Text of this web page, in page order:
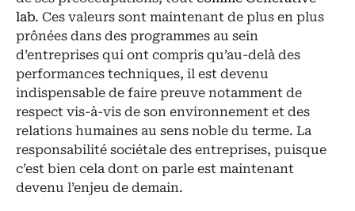
lab. Ces valeurs sont maintenant de plus en plus
prônées dans des programmes au sein
d’entreprises qui ont compris qu’au-delà des
performances techniques, il est devenu
indispensable de faire preuve notamment de
respect vis-à-vis de son environnement et des
relations humaines au sens noble du terme. La
responsabilité sociétale des entreprises, puisque
c’est bien cela dont on parle est maintenant
devenu l’enjeu de demain.